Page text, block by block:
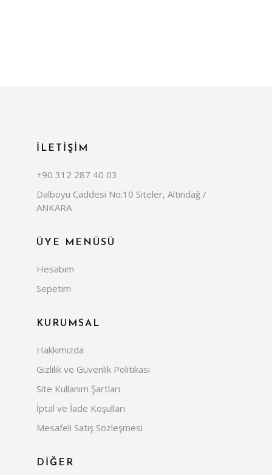
İLETİŞİM
+90 312 287 40 03
Dalboyu Caddesi No:10 Siteler, Altındağ /
ANKARA
ÜYE MENÜSÜ
Hesabım
Sepetim
KURUMSAL
Hakkımızda
Gizlilik ve Güvenlik Politikası
Site Kullanım Şartları
İptal ve İade Koşulları
Mesafeli Satış Sözleşmesi
DİĞER